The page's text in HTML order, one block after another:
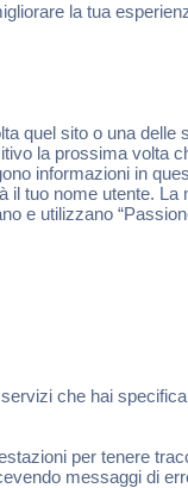
la tua
quel sito o una delle
la prossima volta
informazioni in
tuo nome utente. La
e utilizzano
che hai
per tenere
messaggi di